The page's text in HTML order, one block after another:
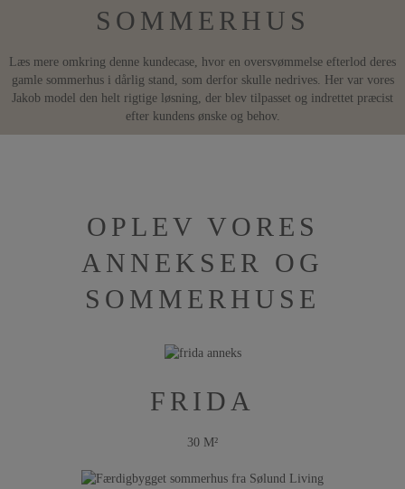
SOMMERHUS
Læs mere omkring denne kundecase, hvor en oversvømmelse efterlod deres
gamle sommerhus i dårlig stand, som derfor skulle nedrives. Her var vores
Jakob model den helt rigtige løsning, der blev tilpasset og indrettet præcist
efter kundens ønske og behov.
OPLEV VORES
ANNEKSER OG
SOMMERHUSE
FRIDA
30 M²